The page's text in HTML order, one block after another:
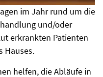
im Jahr rund um die
und/oder
erkrankten Patienten
Hauses.
helfen, die Abläufe in